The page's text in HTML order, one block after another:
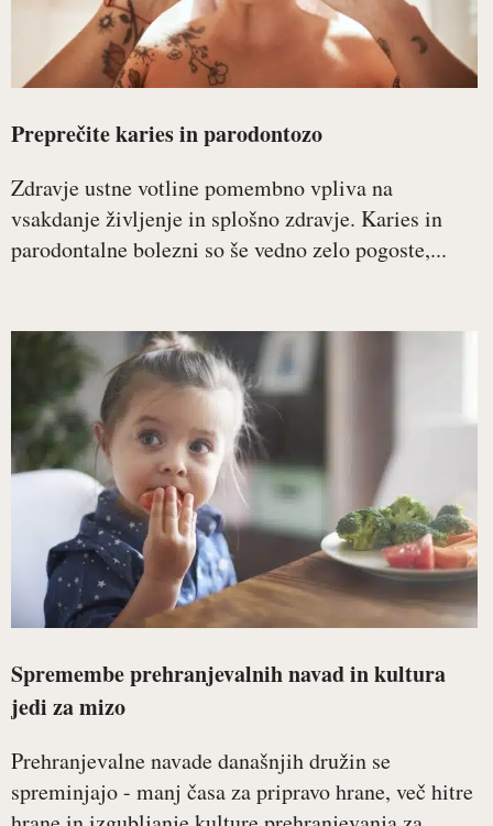
Preprečite karies in parodontozo
Zdravje ustne votline pomembno vpliva na
vsakdanje življenje in splošno zdravje. Karies in
parodontalne bolezni so še vedno zelo pogoste,...
Spremembe prehranjevalnih navad in kultura
jedi za mizo
Prehranjevalne navade današnjih družin se
spreminjajo - manj časa za pripravo hrane, več hitre